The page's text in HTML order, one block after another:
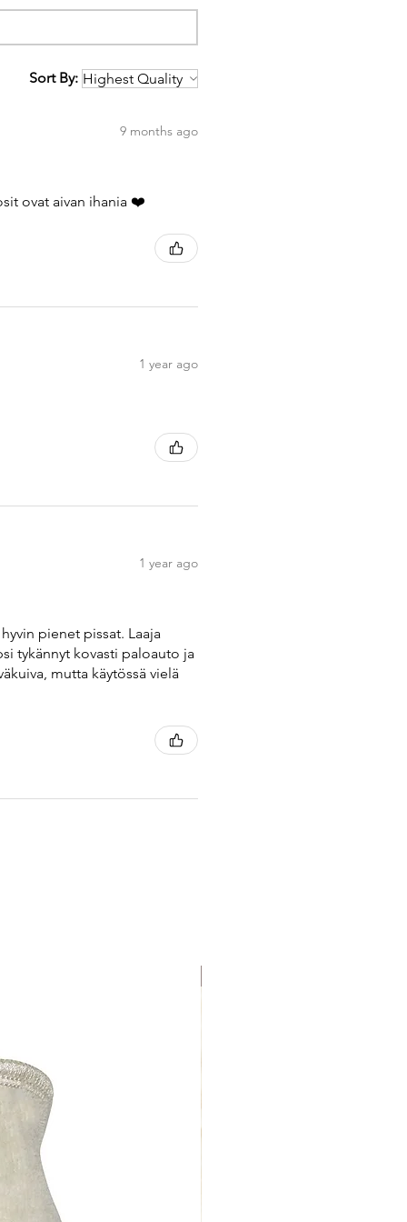
Sort By:
9 months ago
ovat aivan ihania ❤️
1 year ago
1 year ago
pienet pissat. Laaja
tykännyt kovasti paloauto ja
mutta käytössä vielä